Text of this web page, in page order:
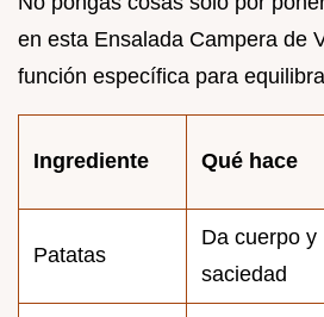
en esta Ensalada Campera de
función específica para
Ingrediente Qué hace
Patatas
Da cuerpo y
saciedad